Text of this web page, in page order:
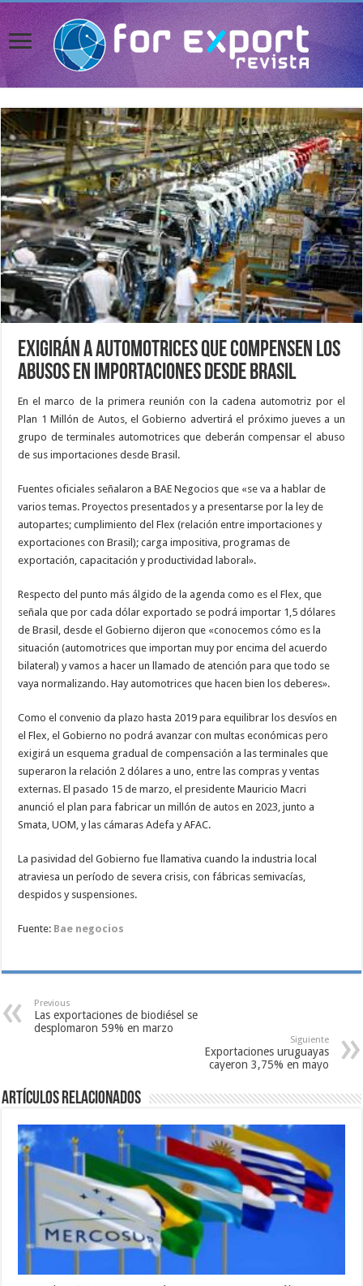
Exigirán a automotrices que compensen los
abusos en importaciones desde Brasil
En el marco de la primera reunión con la cadena automotriz por el
Plan 1 Millón de Autos, el Gobierno advertirá el próximo jueves a un
grupo de terminales automotrices que deberán compensar el abuso
de sus importaciones desde Brasil.
Fuentes oficiales señalaron a BAE Negocios que «se va a hablar de
varios temas. Proyectos presentados y a presentarse por la ley de
autopartes; cumplimiento del Flex (relación entre importaciones y
exportaciones con Brasil); carga impositiva, programas de
exportación, capacitación y productividad laboral».
Respecto del punto más álgido de la agenda como es el Flex, que
señala que por cada dólar exportado se podrá importar 1,5 dólares
de Brasil, desde el Gobierno dijeron que «conocemos cómo es la
situación (automotrices que importan muy por encima del acuerdo
bilateral) y vamos a hacer un llamado de atención para que todo se
vaya normalizando. Hay automotrices que hacen bien los deberes».
Como el convenio da plazo hasta 2019 para equilibrar los desvíos en
el Flex, el Gobierno no podrá avanzar con multas económicas pero
exigirá un esquema gradual de compensación a las terminales que
superaron la relación 2 dólares a uno, entre las compras y ventas
externas. El pasado 15 de marzo, el presidente Mauricio Macri
anunció el plan para fabricar un millón de autos en 2023, junto a
Smata, UOM, y las cámaras Adefa y AFAC.
La pasividad del Gobierno fue llamativa cuando la industria local
atraviesa un período de severa crisis, con fábricas semivacías,
despidos y suspensiones.
Fuente: Bae negocios
Previous
Las exportaciones de biodiésel se
desplomaron 59% en marzo
Siguiente
Exportaciones uruguayas
cayeron 3,75% en mayo
Artículos relacionados